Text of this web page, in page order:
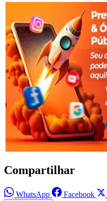
Compartilhar
WhatsApp Facebook